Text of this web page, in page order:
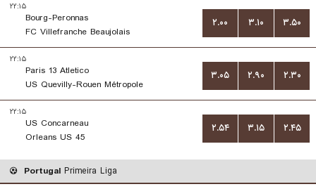
۲۲:۱۵
Bourg-Peronnas
FC Villefranche Beaujolais
۲.۰۰ ۳.۱۰ ۳.۵۰
۲۲:۱۵
Paris 13 Atletico
US Quevilly-Rouen Métropole
۳.۰۵ ۲.۹۰ ۲.۳۰
۲۲:۱۵
US Concarneau
Orleans US 45
۲.۵۴ ۳.۱۵ ۲.۴۵
Portugal Primeira Liga